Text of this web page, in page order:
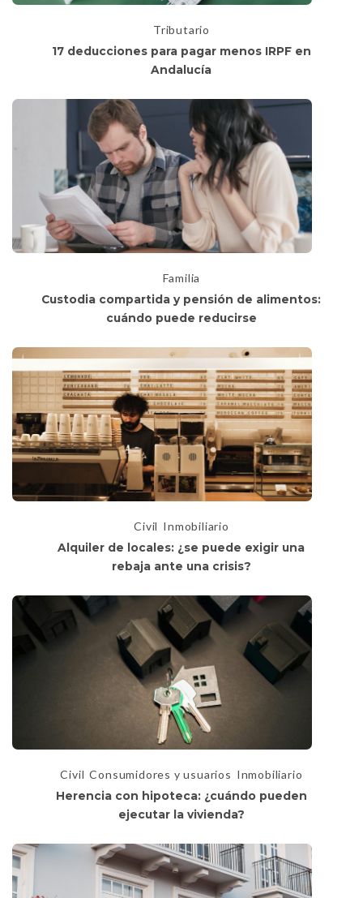
Tributario
17 deducciones para pagar menos IRPF en
Andalucía
Familia
Custodia compartida y pensión de alimentos:
cuándo puede reducirse
Civil Inmobiliario
Alquiler de locales: ¿se puede exigir una
rebaja ante una crisis?
Civil Consumidores y usuarios Inmobiliario
Herencia con hipoteca: ¿cuándo pueden
ejecutar la vivienda?